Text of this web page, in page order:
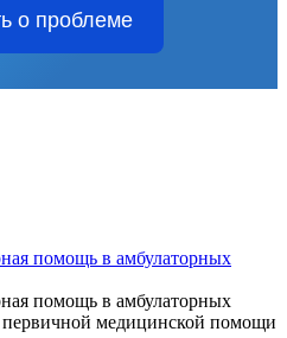
о проблеме
помощь в амбулаторных
помощь в амбулаторных
первичной медицинской помощи